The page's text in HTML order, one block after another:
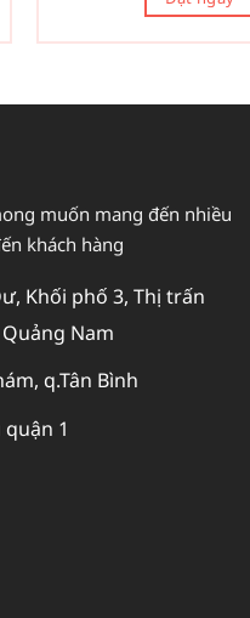
muốn mang đến nhiều
khách hàng
Khối phố 3, Thị trấn
Nam
q.Tân Bình
1